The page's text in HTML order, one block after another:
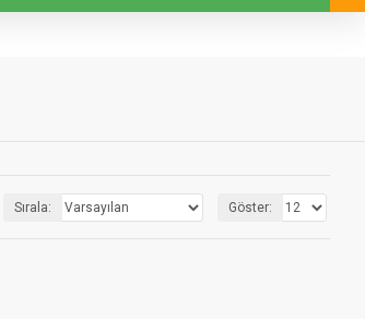
Sırala: Göster: